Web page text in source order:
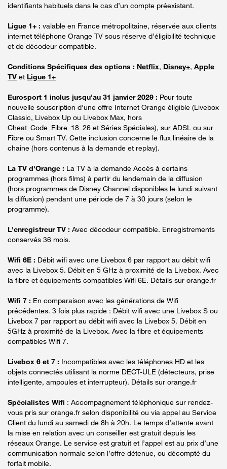
identifiants habituels dans le cas d’un compte préexistant.
Ligue 1+ : valable en France métropolitaine, réservée aux clients
internet téléphone Orange TV sous réserve d’éligibilité technique
et de décodeur compatible.
Conditions Spécifiques des options : Netflix, Disney+, Apple
TV et Ligue 1+
Eurosport 1 inclus jusqu’au 31 janvier 2029 : Pour toute
nouvelle souscription d’une offre Internet Orange éligible (Livebox
Classic, Livebox Up ou Livebox Max, hors
Cheat_Code_Fibre_18_26 et Séries Spéciales), sur ADSL ou sur
Fibre ou Smart TV. Cette inclusion concerne le flux linéaire de la
chaine (hors contenus à la demande et replay).
La TV d'Orange : La TV à la demande Accès à certains
programmes (hors films) à partir du lendemain de la diffusion
(hors programmes de Disney Channel disponibles le lundi suivant
la diffusion) pendant une période de 7 à 30 jours (selon le
programme).
L'enregistreur TV : Avec décodeur compatible. Enregistrements
conservés 36 mois.
Wifi 6E : Débit wifi avec une Livebox 6 par rapport au débit wifi
avec la Livebox 5. Débit en 5 GHz à proximité de la Livebox. Avec
la fibre et équipements compatibles Wifi 6E. Détails sur orange.fr
Wifi 7 : En comparaison avec les générations de Wifi
précédentes. 3 fois plus rapide : Débit wifi avec une Livebox S ou
Livebox 7 par rapport au débit wifi avec la Livebox 5. Débit en
5GHz à proximité de la Livebox. Avec la fibre et équipements
compatibles Wifi 7.
Livebox 6 et 7 : Incompatibles avec les téléphones HD et les
objets connectés utilisant la norme DECT-ULE (détecteurs, prise
intelligente, ampoules et interrupteur). Détails sur orange.fr
Spécialistes Wifi : Accompagnement téléphonique sur rendez-
vous pris sur orange.fr selon disponibilité ou via appel au Service
Client du lundi au samedi de 8h à 20h. Le temps d’attente avant
la mise en relation avec un conseiller est gratuit depuis les
réseaux Orange. Le service est gratuit et l’appel est au prix d’une
communication normale selon l’offre détenue, ou décompté du
forfait mobile.